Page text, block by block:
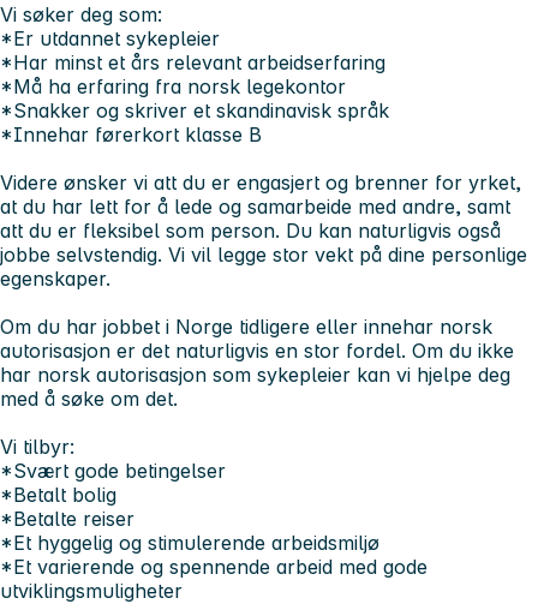
Vi søker deg som:
*Er utdannet sykepleier
*Har minst et års relevant arbeidserfaring
*Må ha erfaring fra norsk legekontor
*Snakker og skriver et skandinavisk språk
*Innehar førerkort klasse B
Videre ønsker vi att du er engasjert og brenner for yrket,
at du har lett for å lede og samarbeide med andre, samt
att du er fleksibel som person. Du kan naturligvis også
jobbe selvstendig. Vi vil legge stor vekt på dine personlige
egenskaper.
Om du har jobbet i Norge tidligere eller innehar norsk
autorisasjon er det naturligvis en stor fordel. Om du ikke
har norsk autorisasjon som sykepleier kan vi hjelpe deg
med å søke om det.
Vi tilbyr:
*Svært gode betingelser
*Betalt bolig
*Betalte reiser
*Et hyggelig og stimulerende arbeidsmiljø
*Et varierende og spennende arbeid med gode
utviklingsmuligheter